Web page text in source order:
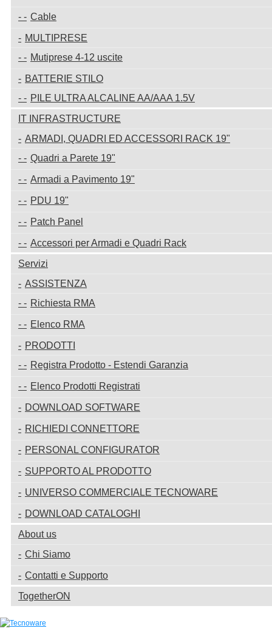
Cable
MULTIPRESE
Mutiprese 4-12 uscite
BATTERIE STILO
PILE ULTRA ALCALINE AA/AAA 1.5V
IT INFRASTRUCTURE
ARMADI, QUADRI ED ACCESSORI RACK 19"
Quadri a Parete 19"
Armadi a Pavimento 19"
PDU 19"
Patch Panel
Accessori per Armadi e Quadri Rack
Servizi
ASSISTENZA
Richiesta RMA
Elenco RMA
PRODOTTI
Registra Prodotto - Estendi Garanzia
Elenco Prodotti Registrati
DOWNLOAD SOFTWARE
RICHIEDI CONNETTORE
PERSONAL CONFIGURATOR
SUPPORTO AL PRODOTTO
UNIVERSO COMMERCIALE TECNOWARE
DOWNLOAD CATALOGHI
About us
Chi Siamo
Contatti e Supporto
TogetherON